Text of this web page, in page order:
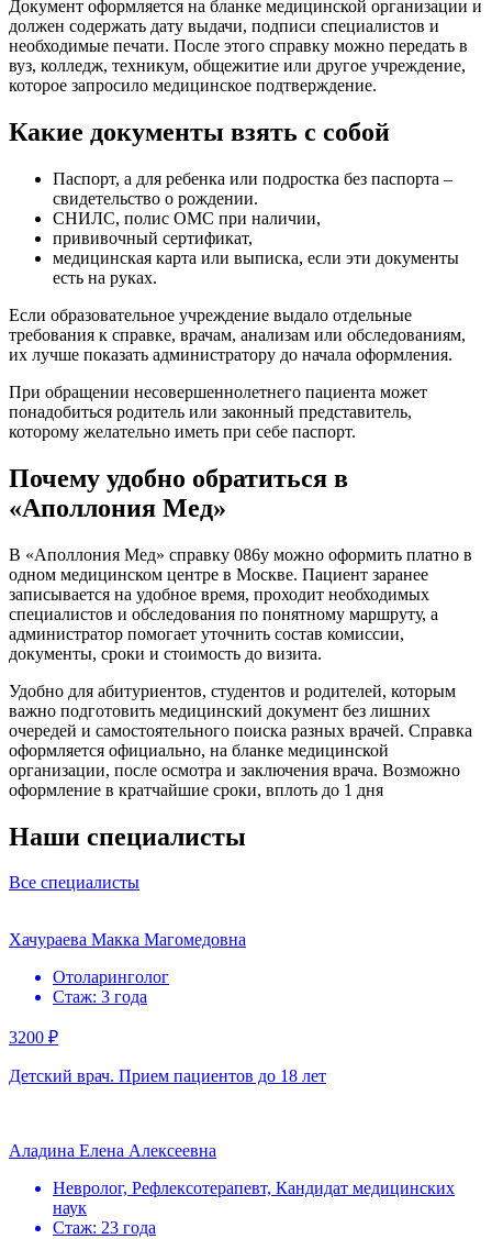
Документ оформляется на бланке медицинской организации и
должен содержать дату выдачи, подписи специалистов и
необходимые печати. После этого справку можно передать в
вуз, колледж, техникум, общежитие или другое учреждение,
которое запросило медицинское подтверждение.
Какие документы взять с собой
Паспорт, а для ребенка или подростка без паспорта –
свидетельство о рождении.
СНИЛС, полис ОМС при наличии,
прививочный сертификат,
медицинская карта или выписка, если эти документы
есть на руках.
Если образовательное учреждение выдало отдельные
требования к справке, врачам, анализам или обследованиям,
их лучше показать администратору до начала оформления.
При обращении несовершеннолетнего пациента может
понадобиться родитель или законный представитель,
которому желательно иметь при себе паспорт.
Почему удобно обратиться в
«Аполлония Мед»
В «Аполлония Мед» справку 086у можно оформить платно в
одном медицинском центре в Москве. Пациент заранее
записывается на удобное время, проходит необходимых
специалистов и обследования по понятному маршруту, а
администратор помогает уточнить состав комиссии,
документы, сроки и стоимость до визита.
Удобно для абитуриентов, студентов и родителей, которым
важно подготовить медицинский документ без лишних
очередей и самостоятельного поиска разных врачей. Справка
оформляется официально, на бланке медицинской
организации, после осмотра и заключения врача. Возможно
оформление в кратчайшие сроки, вплоть до 1 дня
Наши специалисты
Все специалисты
Хачураева Макка Магомедовна
Отоларинголог
Стаж: 3 года
3200 ₽
Детский врач. Прием пациентов до 18 лет
Аладина Елена Алексеевна
Невролог, Рефлексотерапевт, Кандидат медицинских
наук
Стаж: 23 года